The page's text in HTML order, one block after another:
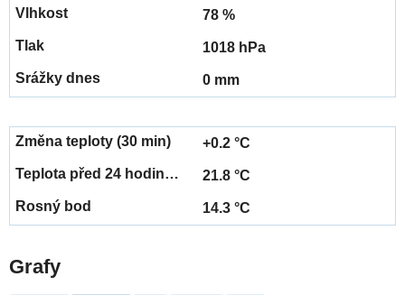
78 %
1018 hPa
0 mm
+0.2 °C
21.8 °C
14.3 °C
Grafy